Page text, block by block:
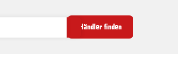
Händler finden